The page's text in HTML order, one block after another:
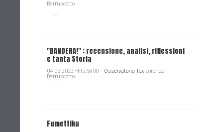
Barruscotto
...
"BANDERA!" : recensione, analisi, riflessioni
e tanta Storia
04-03-2022 Hits:5900 Osservatorio Tex Lorenzo
Barruscotto
...
Fumettiku